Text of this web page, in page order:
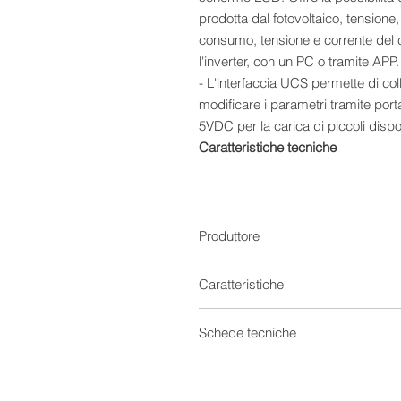
prodotta dal fotovoltaico,
consumo, tensione e corrente
l'inverter, con un PC o tramite APP.
- L'interfaccia UCS permette di
modificare i parametri tramite
5VDC per la carica di piccoli
Caratteristiche tecniche
Algoritmo di controllo MPPT
Velocità di tracciamento
Funzione di limitazione
Produttore
Caratteristiche
Regolatori di carica
Schede tecniche